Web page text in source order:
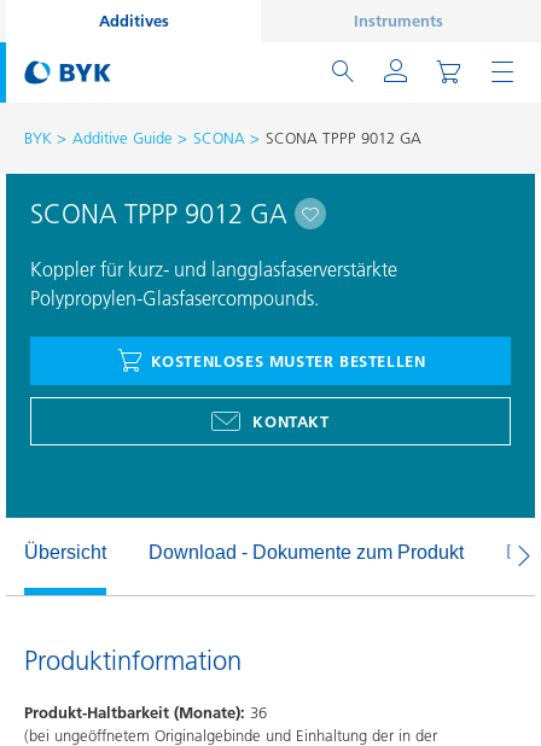
Additives Instruments
BYK Additive Guide SCONA SCONA TPPP 9012 GA
SCONA TPPP 9012 GA
Koppler für kurz- und langglasfaserverstärkte
Polypropylen-Glasfasercompounds.
KOSTENLOSES MUSTER BESTELLEN
KONTAKT
Übersicht Download - Dokumente zum Produkt
Produktinformation
Produkt-Haltbarkeit (Monate): 36
(bei ungeöffnetem Originalgebinde und Einhaltung der in der